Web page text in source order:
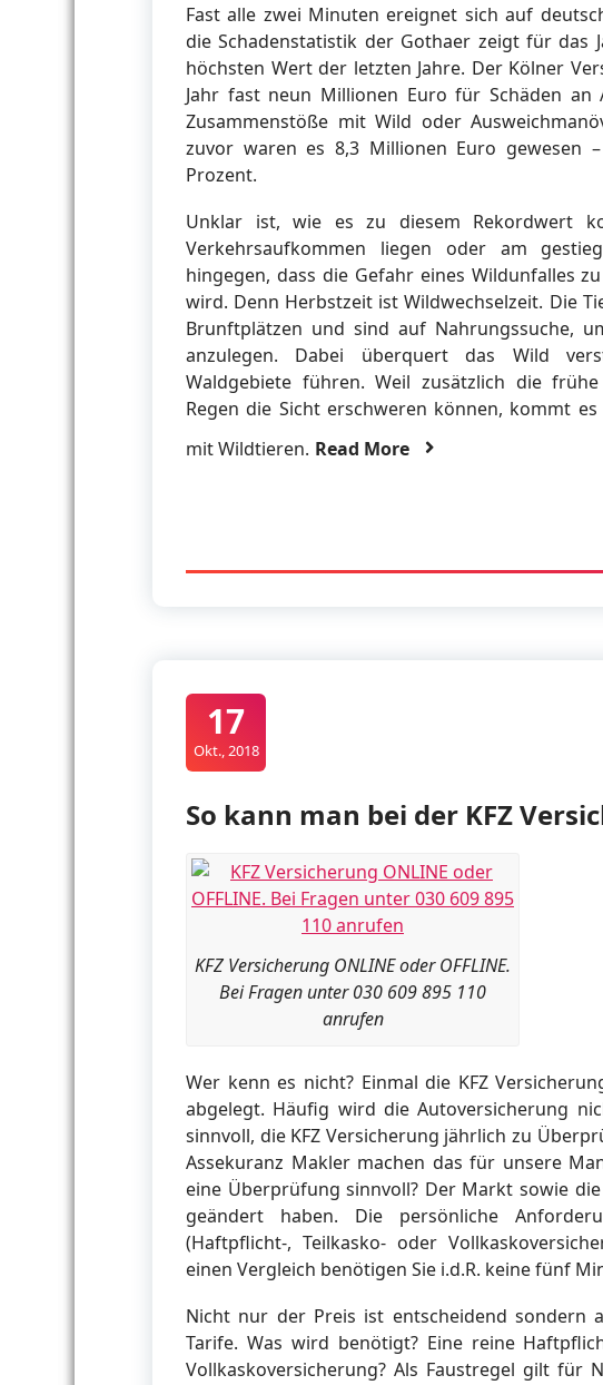
Fast alle zwei Minuten ereignet sich auf
die Schadenstatistik der Gothaer zeigt für das
höchsten Wert der letzten Jahre. Der Kölner
Jahr fast neun Millionen Euro für Schäden an
Zusammenstöße mit Wild oder
zuvor waren es 8,3 Millionen Euro gewesen
Prozent.
Unklar ist, wie es zu diesem Rekordwert
Verkehrsaufkommen liegen oder am
hingegen, dass die Gefahr eines Wildunfalles
wird. Denn Herbstzeit ist Wildwechselzeit. Die
Brunftplätzen und sind auf Nahrungssuche,
anzulegen. Dabei überquert das Wild
Waldgebiete führen. Weil zusätzlich die
Regen die Sicht erschweren können, kommt
mit Wildtieren. Read More
17
Okt., 2018
So kann man bei der KFZ
KFZ Versicherung ONLINE oder OFFLINE.
Bei Fragen unter 030 609 895 110
anrufen
Wer kenn es nicht? Einmal die KFZ
abgelegt. Häufig wird die Autoversicherung
sinnvoll, die KFZ Versicherung jährlich zu
Assekuranz Makler machen das für unsere
eine Überprüfung sinnvoll? Der Markt sowie
geändert haben. Die persönliche
(Haftpflicht-, Teilkasko- oder
einen Vergleich benötigen Sie i.d.R. keine fünf
Nicht nur der Preis ist entscheidend sondern
Tarife. Was wird benötigt? Eine reine
Vollkaskoversicherung? Als Faustregel gilt für